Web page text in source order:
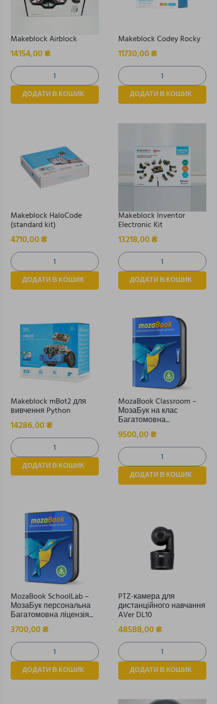
Makeblock Airblock
14154,00₴
ДОДАТИ В КОШИК
Makeblock Codey Rocky
11730,00₴
ДОДАТИ В КОШИК
Makeblock HaloCode
(standard kit)
4710,00₴
ДОДАТИ В КОШИК
Makeblock Inventor
Electronic Kit
13218,00₴
ДОДАТИ В КОШИК
Makeblock mBot2 для
вивчення Python
14286,00₴
ДОДАТИ В КОШИК
MozaBook Classroom –
МозаБук на клас
Багатомовна...
9500,00₴
ДОДАТИ В КОШИК
MozaBook SchoolLab –
МозаБук персональна
Багатомовна ліцензія...
3700,00₴
ДОДАТИ В КОШИК
PTZ-камера для
дистанційного навчання
AVer DL10
48588,00₴
ДОДАТИ В КОШИК